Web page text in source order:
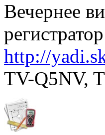
Вечернее
http://
TV-Q5NV,